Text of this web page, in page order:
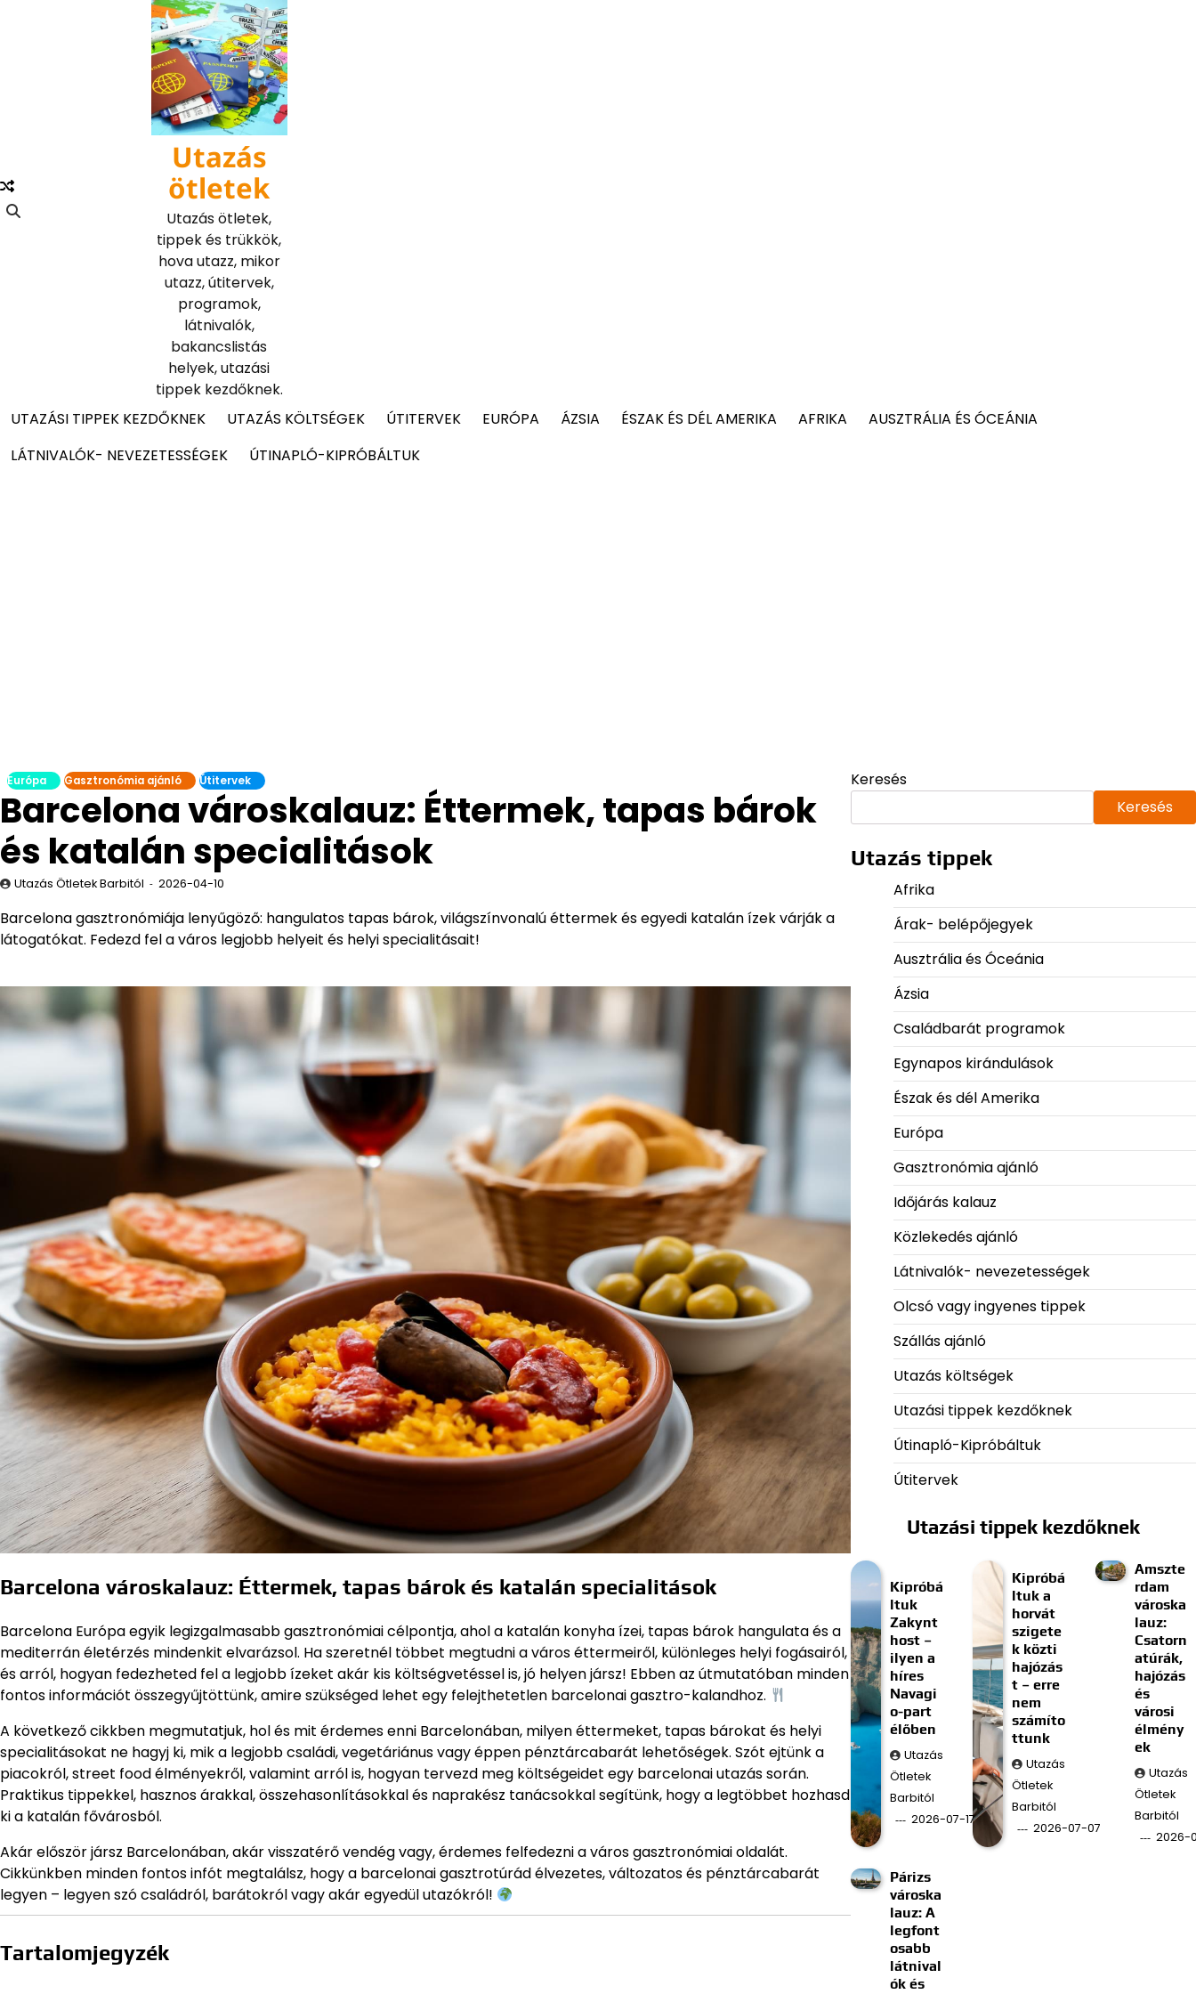
Utazás
ötletek
Utazás ötletek,
tippek és trükkök,
hova utazz, mikor
utazz, útitervek,
programok,
látnivalók,
bakancslistás
helyek, utazási
tippek kezdőknek.
UTAZÁSI TIPPEK KEZDŐKNEK
UTAZÁS KÖLTSÉGEK ÚTITERVEK EURÓPA ÁZSIA ÉSZAK ÉS DÉL AMERIKA AFRIKA
AUSZTRÁLIA ÉS ÓCEÁNIA
LÁTNIVALÓK- NEVEZETESSÉGEK
ÚTINAPLÓ-KIPRÓBÁLTUK
Európa Gasztronómia ajánló Útitervek
Barcelona városkalauz: Éttermek, tapas bárok
és katalán specialitások
Utazás Ötletek Barbitól 2026-04-10
Barcelona gasztronómiája lenyűgöző: hangulatos tapas bárok, világszínvonalú éttermek és egyedi katalán ízek várják a
látogatókat. Fedezd fel a város legjobb helyeit és helyi specialitásait!
Barcelona városkalauz: Éttermek, tapas bárok és katalán specialitások
Barcelona Európa egyik legizgalmasabb gasztronómiai célpontja, ahol a katalán konyha ízei, tapas bárok hangulata és a
mediterrán életérzés mindenkit elvarázsol. Ha szeretnél többet megtudni a város éttermeiről, különleges helyi fogásairól,
és arról, hogyan fedezheted fel a legjobb ízeket akár kis költségvetéssel is, jó helyen jársz! Ebben az útmutatóban minden
fontos információt összegyűjtöttünk, amire szükséged lehet egy felejthetetlen barcelonai gasztro-kalandhoz.
A következő cikkben megmutatjuk, hol és mit érdemes enni Barcelonában, milyen éttermeket, tapas bárokat és helyi
specialitásokat ne hagyj ki, mik a legjobb családi, vegetáriánus vagy éppen pénztárcabarát lehetőségek. Szót ejtünk a
piacokról, street food élményekről, valamint arról is, hogyan tervezd meg költségeidet egy barcelonai utazás során.
Praktikus tippekkel, hasznos árakkal, összehasonlításokkal és naprakész tanácsokkal segítünk, hogy a legtöbbet hozhasd
ki a katalán fővárosból.
Akár először jársz Barcelonában, akár visszatérő vendég vagy, érdemes felfedezni a város gasztronómiai oldalát.
Cikkünkben minden fontos infót megtalálsz, hogy a barcelonai gasztrotúrád élvezetes, változatos és pénztárcabarát
legyen – legyen szó családról, barátokról vagy akár egyedül utazókról!
Tartalomjegyzék
Keresés
Keresés
Utazás tippek
Afrika
Árak- belépőjegyek
Ausztrália és Óceánia
Ázsia
Családbarát programok
Egynapos kirándulások
Észak és dél Amerika
Európa
Gasztronómia ajánló
Időjárás kalauz
Közlekedés ajánló
Látnivalók- nevezetességek
Olcsó vagy ingyenes tippek
Szállás ajánló
Utazás költségek
Utazási tippek kezdőknek
Útinapló-Kipróbáltuk
Útitervek
Utazási tippek kezdőknek
Kipróbá
ltuk
Zakynt
host –
ilyen a
híres
Navagi
o-part
élőben
Utazás
Ötletek
Barbitól
2026-07-17
Kipróbá
ltuk a
horvát
szigete
k közti
hajózás
t – erre
nem
számíto
ttunk
Utazás
Ötletek
Barbitól
2026-07-07
Amszte
rdam
városka
lauz:
Csatorn
atúrák,
hajózás
és
városi
élmény
ek
Utazás
Ötletek
Barbitól
2026-
Párizs
városka
lauz: A
legfont
osabb
látnival
ók és